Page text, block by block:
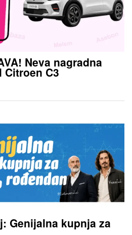
Neva nagradna
Citroen C3
Genijalna kupnja za